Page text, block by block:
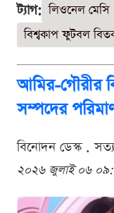
ট্যাগ: লিওনেল মেসি
বিশ্বকাপ ফুটবল
আমির-গৌরীর
সম্পদের
বিনোদন ডেস্ক .
২০২৬ জুলাই ০৬